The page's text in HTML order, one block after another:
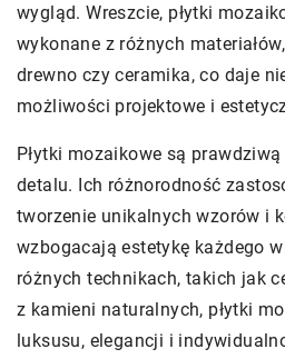
wygląd. Wreszcie, płytki
wykonane z różnych
drewno czy ceramika, co daje
możliwości projektowe i
Płytki mozaikowe są
detalu. Ich różnorodność
tworzenie unikalnych wzorów i
wzbogacają estetykę każdego
różnych technikach, takich jak
z kamieni naturalnych, płytki
luksusu, elegancji i